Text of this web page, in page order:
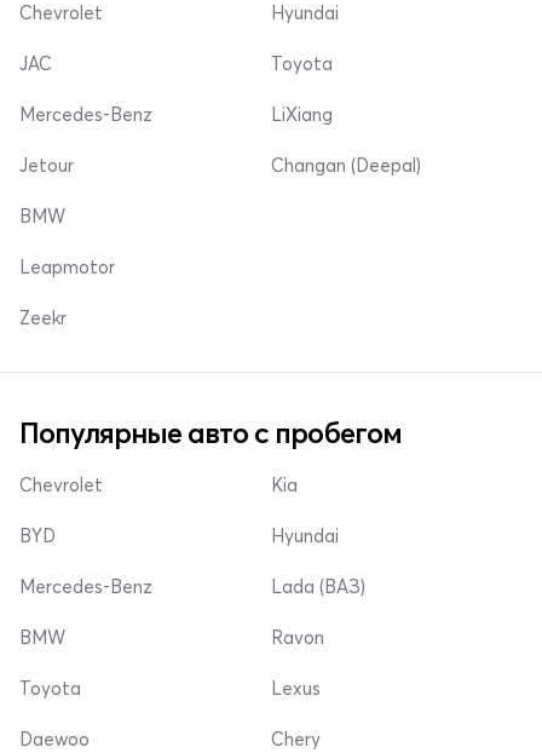
Chevrolet Hyundai
JAC
Mercedes-Benz
Jetour
Toyota
LiXiang
Changan (Deepal)
BMW
Leapmotor
Zeekr
Популярные авто с пробегом
Chevrolet
BYD
Mercedes-Benz
Kia
Hyundai
Lada (ВАЗ)
BMW
Toyota
Daewoo
Ravon
Lexus
Chery